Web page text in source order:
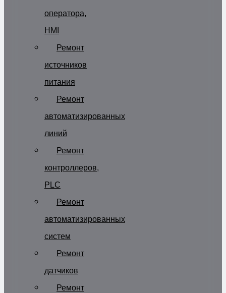
оператора,
HMI
Ремонт
источников
питания
Ремонт
автоматизированных
линий
Ремонт
контроллеров,
PLC
Ремонт
автоматизированных
систем
Ремонт
датчиков
Ремонт